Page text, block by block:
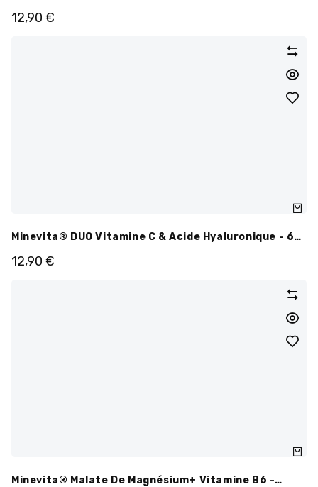
12,90 €
Minevita® DUO Vitamine C & Acide Hyaluronique - 60
Gélules
12,90 €
Minevita® Malate De Magnésium+ Vitamine B6 -